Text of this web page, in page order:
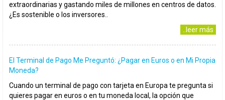
extraordinarias y gastando miles de millones en centros de datos.
¿Es sostenible o los inversores..
..leer más
El Terminal de Pago Me Preguntó: ¿Pagar en Euros o en Mi Propia
Moneda?
Cuando un terminal de pago con tarjeta en Europa te pregunta si
quieres pagar en euros o en tu moneda local, la opción que